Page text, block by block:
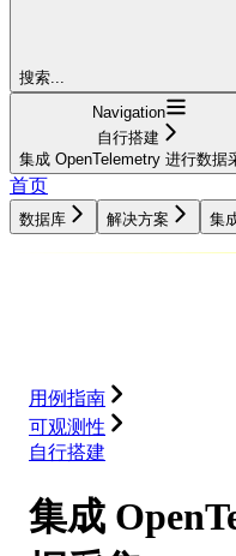
搜索...
Navigation
自行搭建
集成 OpenTelemetry 进行数据
首页
数据库 解决方案 集
用例指南
可观测性
自行搭建
集成